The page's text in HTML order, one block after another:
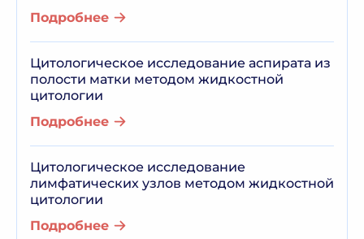
Подробнее
Цитологическое исследование аспирата из
полости матки методом жидкостной
цитологии
Подробнее
Цитологическое исследование
лимфатических узлов методом жидкостной
цитологии
Подробнее